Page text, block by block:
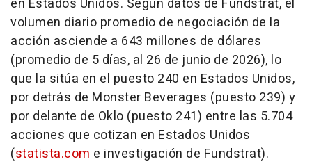
en Estados Unidos. Según datos de Fundstrat, el
volumen diario promedio de negociación de la
acción asciende a 643 millones de dólares
(promedio de 5 días, al 26 de junio de 2026), lo
que la sitúa en el puesto 240 en Estados Unidos,
por detrás de Monster Beverages (puesto 239) y
por delante de Oklo (puesto 241) entre las 5.704
acciones que cotizan en Estados Unidos
(statista.com e investigación de Fundstrat).